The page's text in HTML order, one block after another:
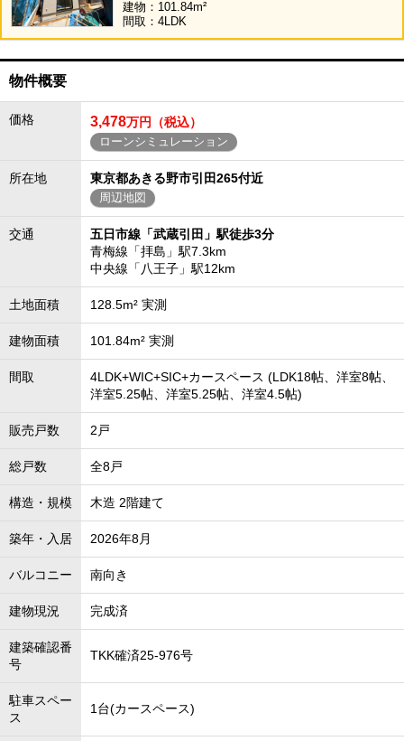
建物：101.84m²
間取：4LDK
物件概要
価格 3,478万円（税込）
ローンシミュレーション
所在地 東京都あきる野市引田265付近
周辺地図
交通
五日市線「武蔵引田」駅徒歩3分
青梅線「拝島」駅7.3km
中央線「八王子」駅12km
土地面積 128.5m² 実測
建物面積 101.84m² 実測
間取
4LDK+WIC+SIC+カースペース (LDK18帖、洋室8帖、
洋室5.25帖、洋室5.25帖、洋室4.5帖)
販売戸数 2戸
総戸数 全8戸
構造・規模 木造 2階建て
築年・入居 2026年8月
バルコニー 南向き
建物現況 完成済
建築確認番
号
TKK確済25-976号
駐車スペー
ス
1台(カースペース)